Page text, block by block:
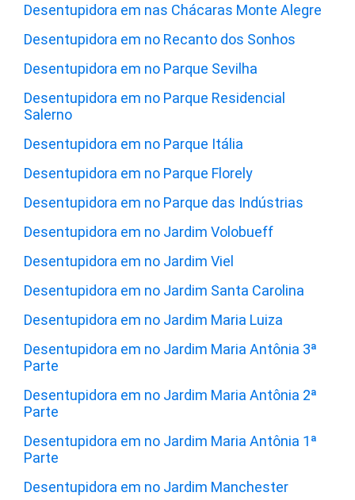
Desentupidora em nas Chácaras Monte Alegre
Desentupidora em no Recanto dos Sonhos
Desentupidora em no Parque Sevilha
Desentupidora em no Parque Residencial
Salerno
Desentupidora em no Parque Itália
Desentupidora em no Parque Florely
Desentupidora em no Parque das Indústrias
Desentupidora em no Jardim Volobueff
Desentupidora em no Jardim Viel
Desentupidora em no Jardim Santa Carolina
Desentupidora em no Jardim Maria Luiza
Desentupidora em no Jardim Maria Antônia 3ª
Parte
Desentupidora em no Jardim Maria Antônia 2ª
Parte
Desentupidora em no Jardim Maria Antônia 1ª
Parte
Desentupidora em no Jardim Manchester